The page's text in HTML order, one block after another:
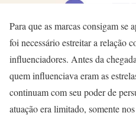
Para que as marcas consigam se
foi necessário estreitar a relação
influenciadores. Antes da
quem influenciava eram as
continuam com seu poder de
atuação era limitado, somente